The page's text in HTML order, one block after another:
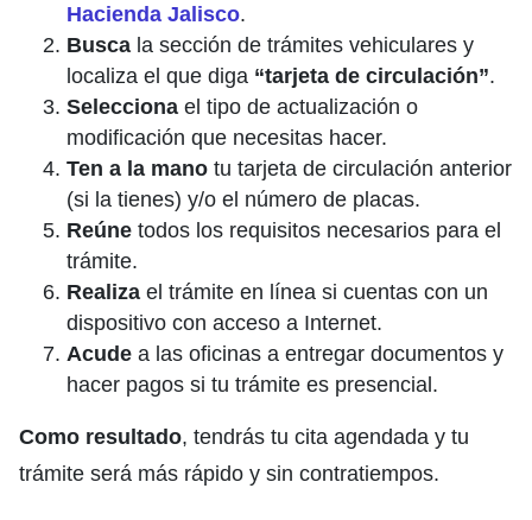
Hacienda Jalisco.
Busca la sección de trámites vehiculares y
localiza el que diga “tarjeta de circulación”.
Selecciona el tipo de actualización o
modificación que necesitas hacer.
Ten a la mano tu tarjeta de circulación anterior
(si la tienes) y/o el número de placas.
Reúne todos los requisitos necesarios para el
trámite.
Realiza el trámite en línea si cuentas con un
dispositivo con acceso a Internet.
Acude a las oficinas a entregar documentos y
hacer pagos si tu trámite es presencial.
Como resultado, tendrás tu cita agendada y tu
trámite será más rápido y sin contratiempos.